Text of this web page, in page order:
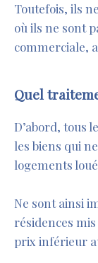
Toutefois, ils
où ils ne sont
commerciale,
Quel
D’abord, tous
les biens qui
logements
Ne sont ainsi
résidences mis
prix inférieur